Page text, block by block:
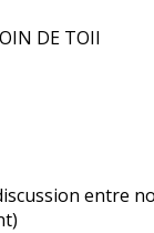
DE TOII
entre